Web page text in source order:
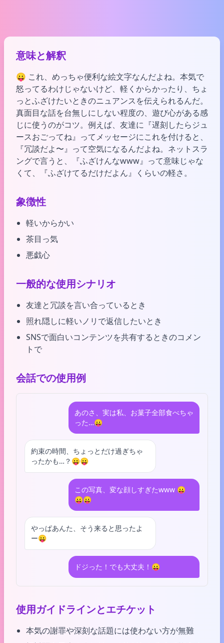
意味と解釈
😛 これ、めっちゃ便利な絵文字なんだよね。本気で
怒ってるわけじゃないけど、軽くからかったり、ちょ
っとふざけたいときのニュアンスを伝えられるんだ。
真面目な話を台無しにしない程度の、遊び心がある感
じに使うのがコツ。例えば、友達に『遅刻したらジュ
ースおごってね』ってメッセージにこれを付けると、
『冗談だよ〜』って空気になるんだよね。ネットスラ
ングで言うと、『ふざけんなwww』って意味じゃな
くて、『ふざけてるだけだよん』くらいの軽さ。
象徴性
軽いからかい
茶目っ気
悪戯心
一般的な使用シナリオ
友達と冗談を言い合っているとき
照れ隠しに軽いノリで返信したいとき
SNSで面白いコンテンツを共有するときのコメン
トで
会話での使用例
あのさ、実は私、お菓子全部食べちゃ
った…😛
約束の時間、ちょっとだけ過ぎちゃ
ったかも…？😛😛
この写真、変な顔しすぎたwww 😛
😛😛
やっぱあんた、そう来ると思ったよ
ー😛
ドジった！でも大丈夫！😛
使用ガイドラインとエチケット
本気の謝罪や深刻な話題には使わない方が無難